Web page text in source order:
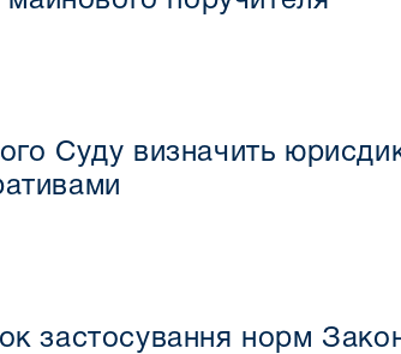
Суду визначить
застосування норм